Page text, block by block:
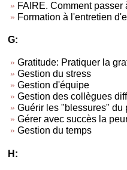
FAIRE. Comment passer
Formation à l'entretien
G:
Gratitude: Pratiquer la
Gestion du stress
Gestion d'équipe
Gestion des collègues
Guérir les "blessures" du
Gérer avec succès la
Gestion du temps
H: